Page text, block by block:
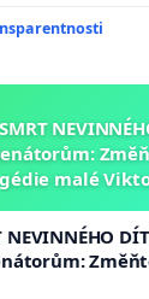
malé
NEVINNÉHO
malé Viktorky